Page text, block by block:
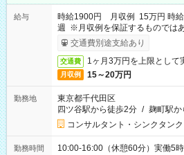
給与
時給1900円 月収例 15万円 時
週 ※月収例を保証するものでは
ービス利用可（利用条件有）
交通費別途支給あり
交通費 1ヶ月3万円を上限として
月収例 15～20万円
勤務地
東京都千代田区
四ツ谷駅から徒歩2分 / 麹町駅
コンサルタント・シンクタンク
勤務時間 10:00-16:00（休憩60分）実働5時